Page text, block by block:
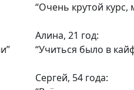
“Очень крутой курс,
Алина, 21 год:
“Учиться было в
Сергей, 54 года: